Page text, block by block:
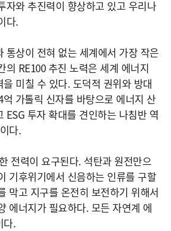
자와 추진력이 향상하고 있고 우리나
다.
통상이 전혀 없는 세계에서 가장 작은
의 RE100 추진 노력은 세계 에너지
미칠 수 있다. 도덕적 권위와 방대
가톨릭 신자를 바탕으로 에너지 산
ESG 투자 확대를 견인하는 나침반 역
다.
전력이 요구된다. 석탄과 원전만으
기후위기에서 신음하는 인류를 구할
막고 지구를 온전히 보전하기 위해서
에너지가 필요하다. 모든 자연계 에
다.